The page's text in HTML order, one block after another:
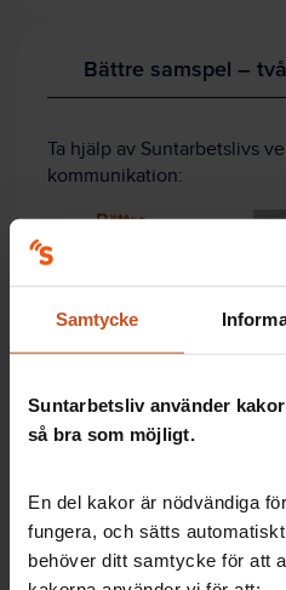
Samtycke
Suntarbetsliv använder
så bra som möjligt.
En del kakor är nödvändiga
fungera, och sätts
behöver ditt samtycke för att
Bättre samspel –
Ta hjälp av Suntarbetslivs
kommunikation:
Bättre
perspektiv som
behöver
ett möte ska bli
bra. Ni kan
Ett schysst
arbetsplatsen. Hur
Gör övningen Vårt